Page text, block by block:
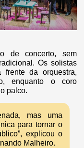
de concerto, sem
Os solistas
da orquestra,
enquanto o coro
palco.
mas uma
para tornar o
explicou o
Malheiro.